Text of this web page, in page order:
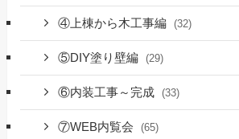
④上棟から木工事編 (32)
⑤DIY塗り壁編 (29)
⑥内装工事～完成 (33)
⑦WEB内覧会 (65)